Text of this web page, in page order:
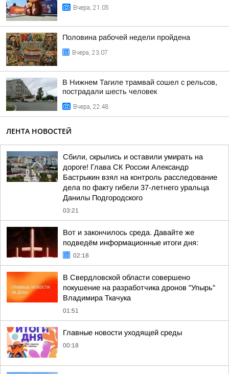
Вчера, 21:05
Половина рабочей недели пройдена
Вчера, 23:07
В Нижнем Тагиле трамвай сошел с рельсов,
пострадали шесть человек
Вчера, 22:48
ЛЕНТА НОВОСТЕЙ
Сбили, скрылись и оставили умирать на
дороге! Глава СК России Александр
Бастрыкин взял на контроль расследование
дела по факту гибели 37-летнего уральца
Данилы Подгородского
03:21
Вот и закончилось среда. Давайте же
подведём информационные итоги дня:
02:18
В Свердловской области совершено
покушение на разработчика дронов "Упырь"
Владимира Ткачука
01:51
Главные новости уходящей среды
00:18